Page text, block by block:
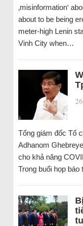
‚misinformation‘
about to be being
meter-high Lenin
Vinh City when…
Tổng giám đốc Tổ
Adhanom
cho khả năng
Trong buổi họp